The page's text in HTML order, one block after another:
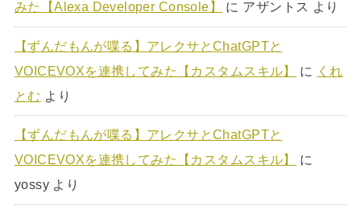
みた【Alexa Developer Console】
に アザントス より
【ずんだもんが喋る】アレクサとChatGPTと
VOICEVOXを連携してみた【カスタムスキル】
に
くれ
とむ より
【ずんだもんが喋る】アレクサとChatGPTと
VOICEVOXを連携してみた【カスタムスキル】
に
yossyより